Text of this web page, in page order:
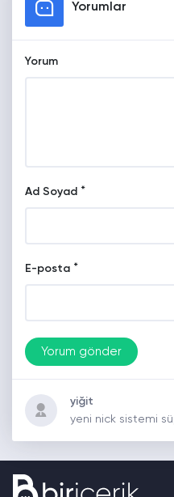
Yorumlar
Yorum
Ad Soyad *
E-posta *
yiğit
yeni nick sistemi